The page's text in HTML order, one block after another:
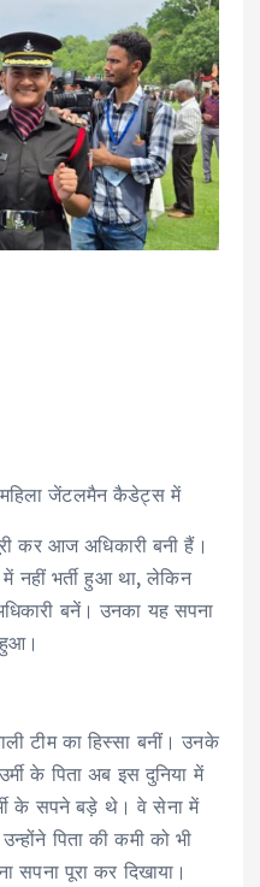
महिला जेंटलमैन कैडेट्स में
कर आज अधिकारी बनी हैं।
नहीं भर्ती हुआ था, लेकिन
बनें। उनका यह सपना
हुआ।
टीम का हिस्सा बनीं। उनके
के पिता अब इस दुनिया में
के सपने बड़े थे। वे सेना में
पिता की कमी को भी
पूरा कर दिखाया।